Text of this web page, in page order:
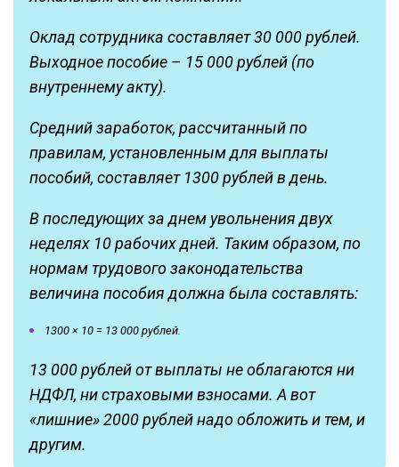
Оклад сотрудника составляет 30 000 рублей.
Выходное пособие – 15 000 рублей (по
внутреннему акту).
Средний заработок, рассчитанный по
правилам, установленным для выплаты
пособий, составляет 1300 рублей в день.
В последующих за днем увольнения двух
неделях 10 рабочих дней. Таким образом, по
нормам трудового законодательства
величина пособия должна была составлять:
1300 × 10 = 13 000 рублей.
13 000 рублей от выплаты не облагаются ни
НДФЛ, ни страховыми взносами. А вот
«лишние» 2000 рублей надо обложить и тем, и
другим.